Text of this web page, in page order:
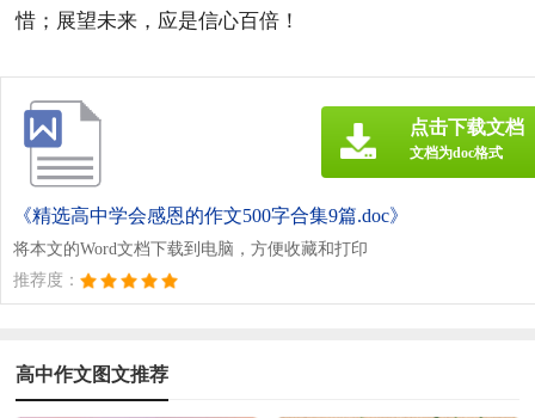
惜；展望未来，应是信心百倍！
《精选高中学会感恩的作文500字合集9篇.doc》
将本文的Word文档下载到电脑，方便收藏和打印
推荐度：
点击下载文档
文档为doc格式
高中作文图文推荐